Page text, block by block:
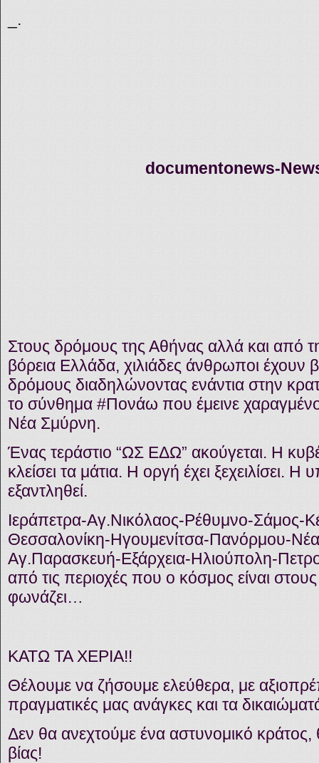
_.
documentonews-
Στους δρόμους της Αθήνας αλλά και από
βόρεια Ελλάδα, χιλιάδες άνθρωποι έχουν
δρόμους διαδηλώνοντας ενάντια στην
το σύνθημα #Πονάω που έμεινε
Νέα Σμύρνη.
Ένας τεράστιο “ΩΣ ΕΔΩ” ακούγεται. Η
κλείσει τα μάτια. Η οργή έχει ξεχειλίσει.
εξαντληθεί.
Ιεράπετρα-Αγ.Νικόλαος-Ρέθυμνο-Σάμος-
Θεσσαλονίκη-Ηγουμενίτσα-Πανόρμου-
Αγ.Παρασκευή-Εξάρχεια-Ηλιούπολη-
από τις περιοχές που ο κόσμος είναι
φωνάζει…
ΚΑΤΩ ΤΑ ΧΕΡΙΑ!!
Θέλουμε να ζήσουμε ελεύθερα, με
πραγματικές μας ανάγκες και τα
Δεν θα ανεχτούμε ένα αστυνομικό
βίας!